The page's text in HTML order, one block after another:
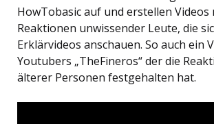
HowTobasic auf und erstellen Videos
Reaktionen unwissender Leute, die
Erklärvideos anschauen. So auch ein
Youtubers „TheFineros“ der die
älterer Personen festgehalten hat.